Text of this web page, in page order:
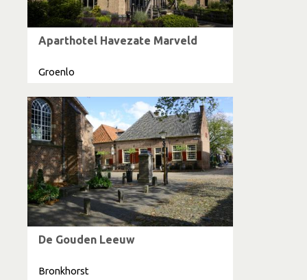
Aparthotel Havezate Marveld
Groenlo
De Gouden Leeuw
Bronkhorst